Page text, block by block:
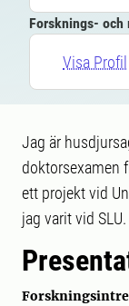
Forsknings-
Visa Profil
Jag är
doktorsexamen
ett projekt vid
jag varit vid SLU.